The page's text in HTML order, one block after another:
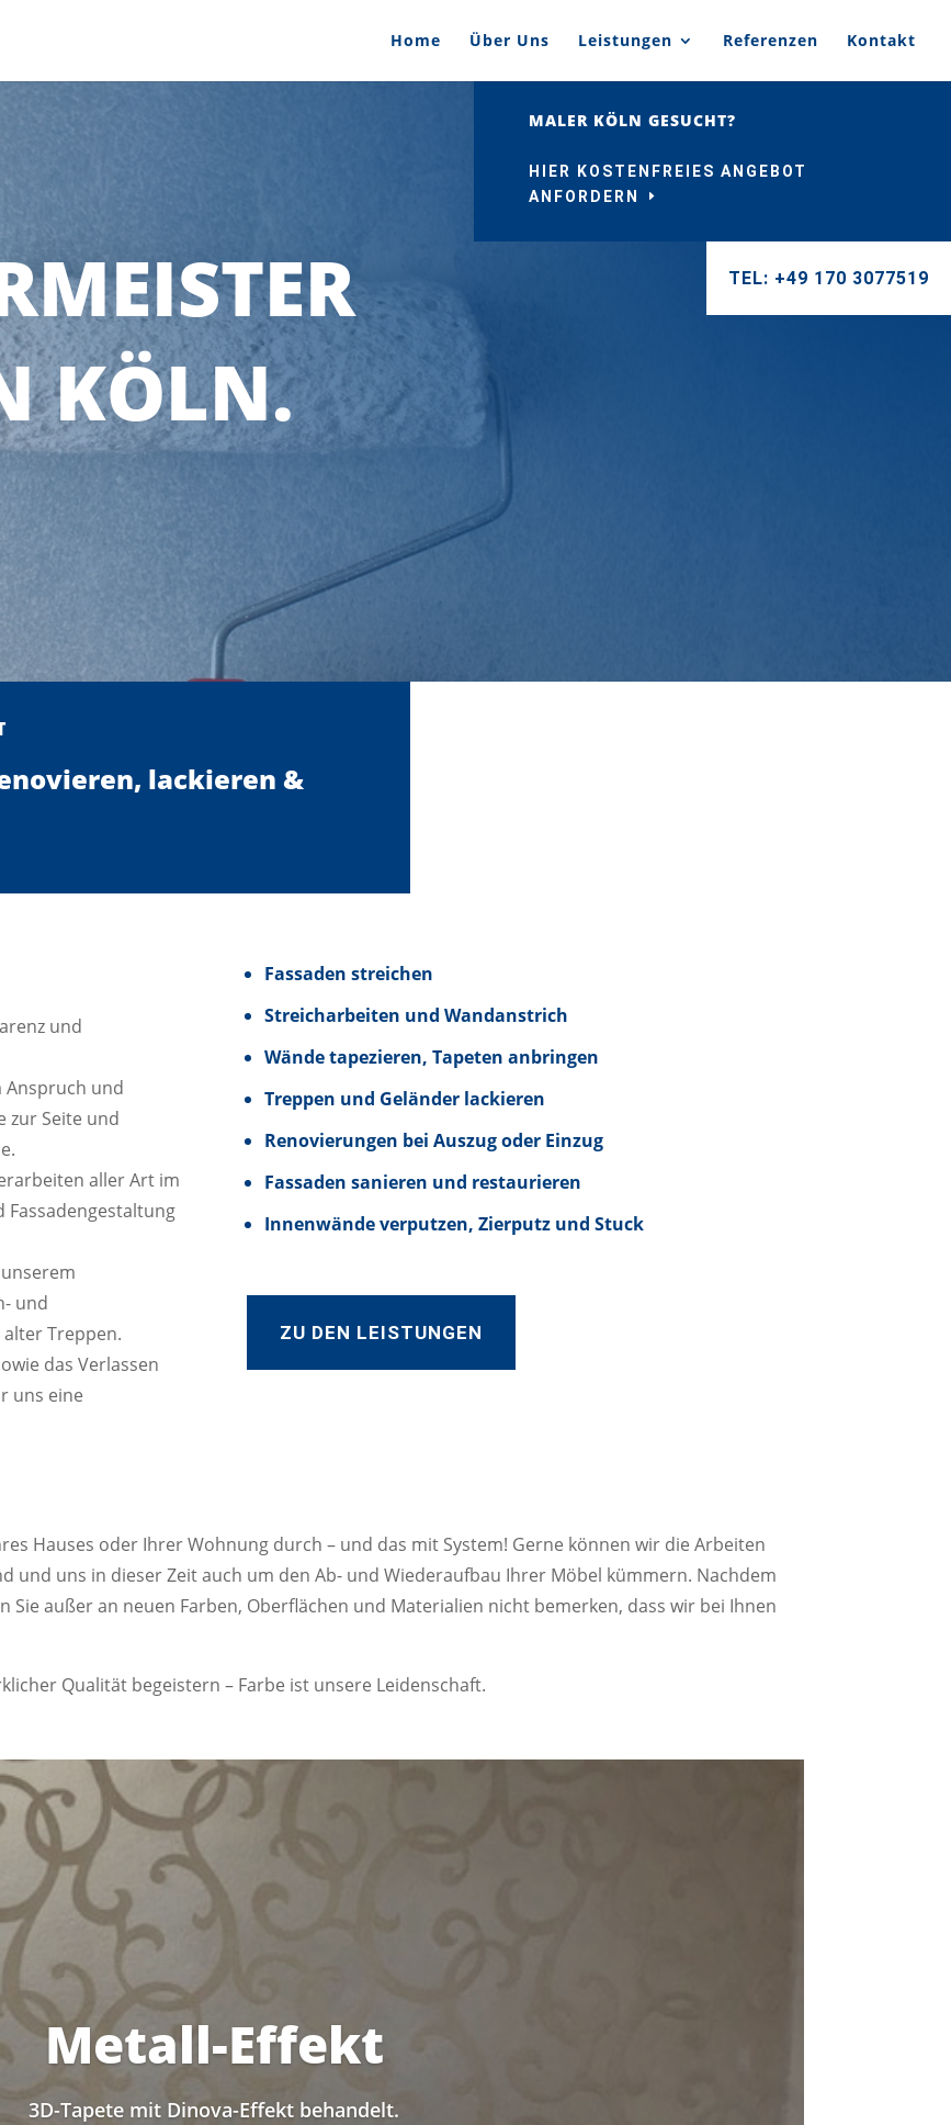
Home Über Uns Leistungen Referenzen Kontakt
MALER KÖLN GESUCHT?
HIER KOSTENFREIES ANGEBOT
ANFORDERN
TEL: +49 170 3077519
KÖLN.
lackieren &
und
und
zur Seite und
aller Art im
Fassadengestaltung
und
alter Treppen.
das Verlassen
uns eine
Fassaden streichen
Streicharbeiten und Wandanstrich
Wände tapezieren, Tapeten anbringen
Treppen und Geländer lackieren
Renovierungen bei Auszug oder Einzug
Fassaden sanieren und restaurieren
Innenwände verputzen, Zierputz und Stuck
ZU DEN LEISTUNGEN
Hauses oder Ihrer Wohnung durch – und das mit System! Gerne können wir die Arbeiten
und uns in dieser Zeit auch um den Ab- und Wiederaufbau Ihrer Möbel kümmern. Nachdem
Sie außer an neuen Farben, Oberflächen und Materialien nicht bemerken, dass wir bei Ihnen
Qualität begeistern – Farbe ist unsere Leidenschaft.
Metall-Effekt
3D-Tapete mit Dinova-Effekt behandelt.